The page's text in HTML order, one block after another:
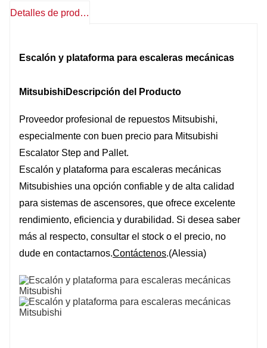
Transporte: DHL FEDEX TNT UPS AREMEX
(KSA, Emiratos Árabes Unidos, Qatar, etc.),
Detalles de producto
Escalón y plataforma para escaleras mecánicas
MitsubishiDescripción del Producto
Proveedor profesional de repuestos Mitsubishi,
especialmente con buen precio para Mitsubishi
Escalator Step and Pallet.
Escalón y plataforma para escaleras mecánicas
Mitsubishies una opción confiable y de alta calidad
para sistemas de ascensores, que ofrece excelente
rendimiento, eficiencia y durabilidad. Si desea saber
más al respecto, consultar el stock o el precio, no
dude en contactarnos.Contáctenos.(Alessia)